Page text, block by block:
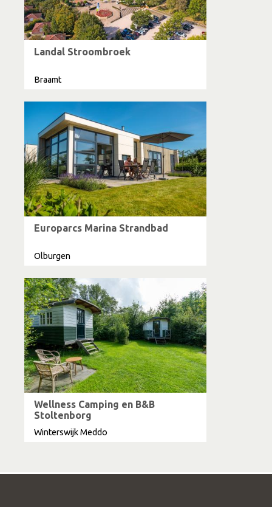
Landal Stroombroek
Braamt
Europarcs Marina Strandbad
Olburgen
Wellness Camping en B&B
Stoltenborg
Winterswijk Meddo